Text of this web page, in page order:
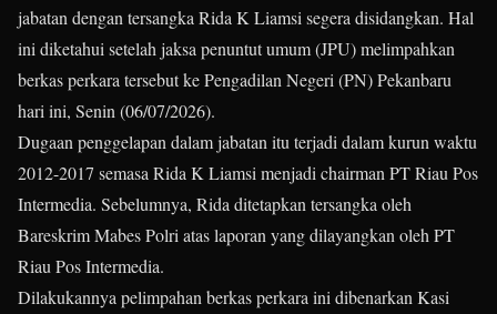
jabatan dengan tersangka Rida K Liamsi segera disidangkan. Hal
ini diketahui setelah jaksa penuntut umum (JPU) melimpahkan
berkas perkara tersebut ke Pengadilan Negeri (PN) Pekanbaru
hari ini, Senin (06/07/2026).
Dugaan penggelapan dalam jabatan itu terjadi dalam kurun waktu
2012-2017 semasa Rida K Liamsi menjadi chairman PT Riau Pos
Intermedia. Sebelumnya, Rida ditetapkan tersangka oleh
Bareskrim Mabes Polri atas laporan yang dilayangkan oleh PT
Riau Pos Intermedia.
Dilakukannya pelimpahan berkas perkara ini dibenarkan Kasi